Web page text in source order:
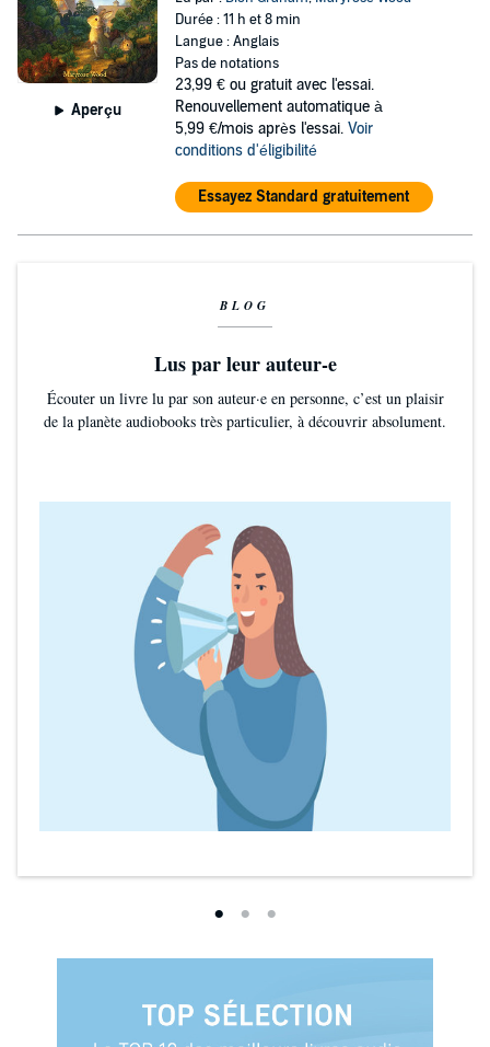
Aperçu
Durée : 11 h et 8 min
Langue : Anglais
Pas de notations
23,99 € ou gratuit avec l'essai.
Renouvellement automatique à
5,99 €/mois après l'essai. Voir
conditions d'éligibilité
Essayez Standard gratuitement
BLOG
Lus par leur auteur-e
Écouter un livre lu par son auteur·e en personne, c’est un plaisir
de la planète audiobooks très particulier, à découvrir absolument.